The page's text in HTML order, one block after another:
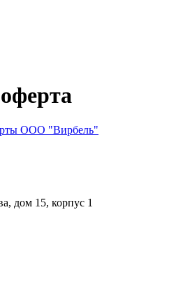
ООО "Вирбель"
дом 15, корпус 1